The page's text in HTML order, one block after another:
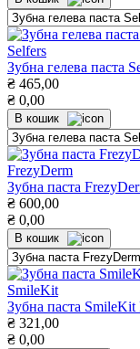
Selfers
Зубна гелева паста
₴ 465,00
₴ 0,00
В кошик
FrezyDerm
Зубна паста
₴ 600,00
₴ 0,00
В кошик
SmileKit
Зубна паста
₴ 321,00
₴ 0,00